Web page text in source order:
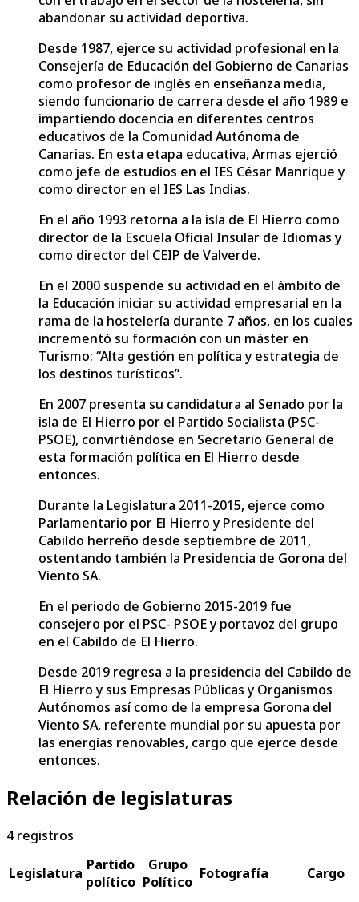
abandonar su actividad deportiva.
Desde 1987, ejerce su actividad profesional en la
Consejería de Educación del Gobierno de Canarias
como profesor de inglés en enseñanza media,
siendo funcionario de carrera desde el año 1989 e
impartiendo docencia en diferentes centros
educativos de la Comunidad Autónoma de
Canarias. En esta etapa educativa, Armas ejerció
como jefe de estudios en el IES César Manrique y
como director en el IES Las Indias.
En el año 1993 retorna a la isla de El Hierro como
director de la Escuela Oficial Insular de Idiomas y
como director del CEIP de Valverde.
En el 2000 suspende su actividad en el ámbito de
la Educación iniciar su actividad empresarial en la
rama de la hostelería durante 7 años, en los cuales
incrementó su formación con un máster en
Turismo: “Alta gestión en política y estrategia de
los destinos turísticos”.
En 2007 presenta su candidatura al Senado por la
isla de El Hierro por el Partido Socialista (PSC-
PSOE), convirtiéndose en Secretario General de
esta formación política en El Hierro desde
entonces.
Durante la Legislatura 2011-2015, ejerce como
Parlamentario por El Hierro y Presidente del
Cabildo herreño desde septiembre de 2011,
ostentando también la Presidencia de Gorona del
Viento SA.
En el periodo de Gobierno 2015-2019 fue
consejero por el PSC- PSOE y portavoz del grupo
en el Cabildo de El Hierro.
Desde 2019 regresa a la presidencia del Cabildo de
El Hierro y sus Empresas Públicas y Organismos
Autónomos así como de la empresa Gorona del
Viento SA, referente mundial por su apuesta por
las energías renovables, cargo que ejerce desde
entonces.
Relación de legislaturas
4 registros
Legislatura Partido
político
Grupo
Político Fotografía Cargo